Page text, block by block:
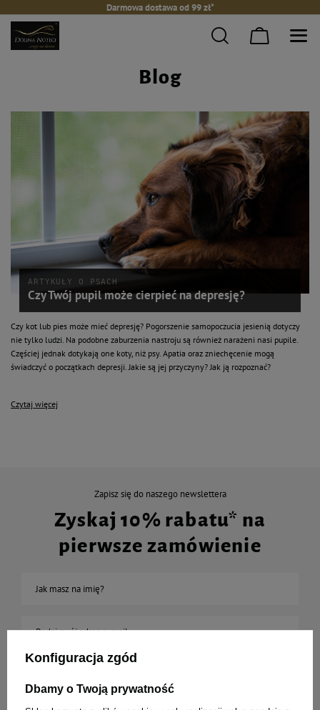
Darmowa dostawa od 99 zł*
Blog
ARTYKUŁY O PSACH
Czy Twój pupil może cierpieć na depresję?
Czy kot lub pies może mieć depresję? Pogorszenie samopoczucia jesienią dotyczy
nie tylko ludzi. Na podobne zaburzenia nastroju są również narażeni nasi pupile.
Częściej jednak dotykają one koty, niż psy. Apatia oraz zniechęcenie mogą
świadczyć o początkach depresji. Jakie są jej przyczyny? Jak ją rozpoznać?
Czytaj więcej
Zapisz się do naszego newslettera
Zyskaj 10% rabatu* na
pierwsze zamówienie
Jak masz na imię?
Podaj swój adres e-mail
Chcę otrzymywać E-mail Newsletter. Wyrażam zgodę na
marketingowych zgodnie z polityką prywatności
Konfiguracja zgód
Dbamy o Twoją prywatność